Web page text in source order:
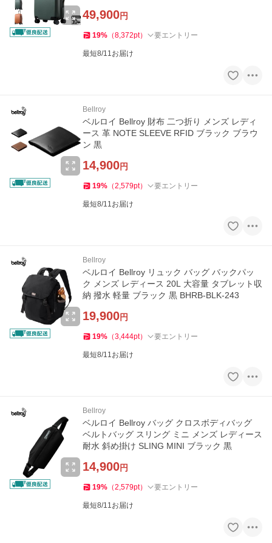
49,900円
19% （8,372pt） 要エントリー
最短8/11お届け
Bellroy
ベルロイ Bellroy 財布 二つ折り メンズ レディ
ース 革 NOTE SLEEVE RFID ブラック ブラウ
ン 黒
14,900円
19% （2,579pt） 要エントリー
最短8/11お届け
Bellroy
ベルロイ Bellroy リュック バッグ バックパッ
ク メンズ レディース 20L 大容量 タブレット収
納 撥水 軽量 ブラック 黒 BHRB-BLK-243
19,900円
19% （3,444pt） 要エントリー
最短8/11お届け
Bellroy
ベルロイ Bellroy バッグ クロスボディバッグ
ベルトバッグ スリング ミニ メンズ レディース
耐水 斜め掛け SLING MINI ブラック 黒
14,900円
19% （2,579pt） 要エントリー
最短8/11お届け